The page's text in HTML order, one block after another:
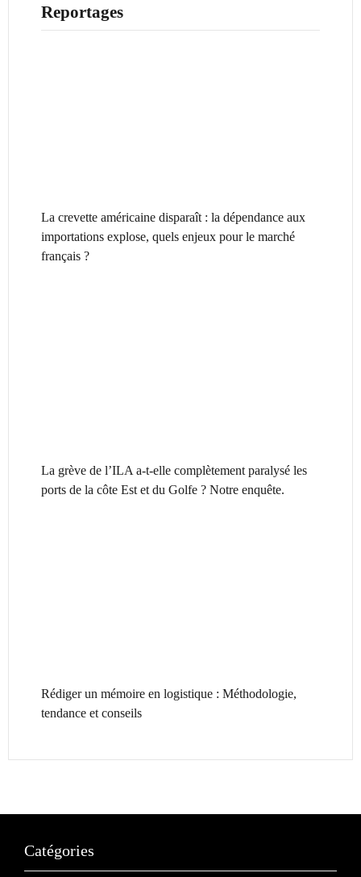
Reportages
La crevette américaine disparaît : la dépendance aux
importations explose, quels enjeux pour le marché
français ?
La grève de l’ILA a-t-elle complètement paralysé les
ports de la côte Est et du Golfe ? Notre enquête.
Rédiger un mémoire en logistique : Méthodologie,
tendance et conseils
Catégories